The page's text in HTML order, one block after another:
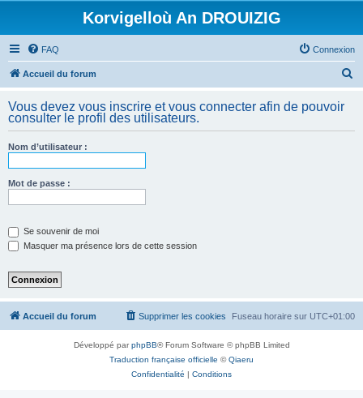
Korvigelloù An DROUIZIG
FAQ Connexion
Accueil du forum
h
Vous devez vous inscrire et vous connecter afin de pouvoir
consulter le profil des utilisateurs.
Nom d’utilisateur :
Mot de passe :
Se souvenir de moi
Masquer ma présence lors de cette session
Accueil du forum Fuseau horaire sur UTC+01:00
Supprimer les cookies
Développé parphpBB® Forum Software © phpBB Limited
Traduction française officielle ©Qiaeru
Confidentialité | Conditions